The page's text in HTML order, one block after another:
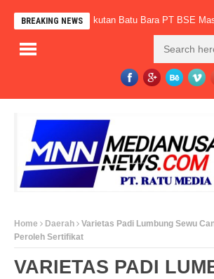
BREAKING NEWS
Bertaring, Angkutan Batu Bara PT BSE Masih
Home Daerah
Varietas Padi Lumbung Sewu
Peroleh Sertifikat
VARIETAS PADI